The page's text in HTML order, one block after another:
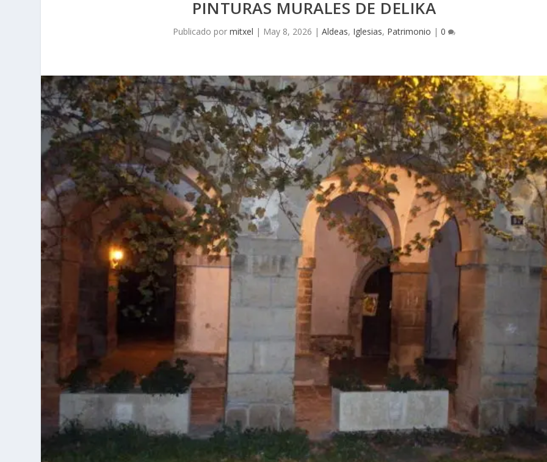
PINTURAS MURALES DE DELIKA
Publicado pormitxel | May 8, 2026 |Aldeas, Iglesias, Patrimonio |0